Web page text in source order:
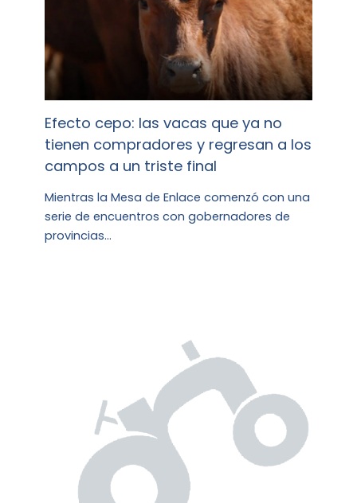
Efecto cepo: las vacas que ya no
tienen compradores y regresan a los
campos a un triste final
Mientras la Mesa de Enlace comenzó con una
serie de encuentros con gobernadores de
provincias…